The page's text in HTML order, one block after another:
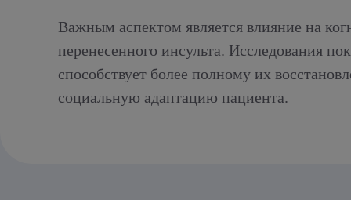
Важным аспектом является влияние на
перенесенного инсульта. Исследования
способствует более полному их
социальную адаптацию пациента.